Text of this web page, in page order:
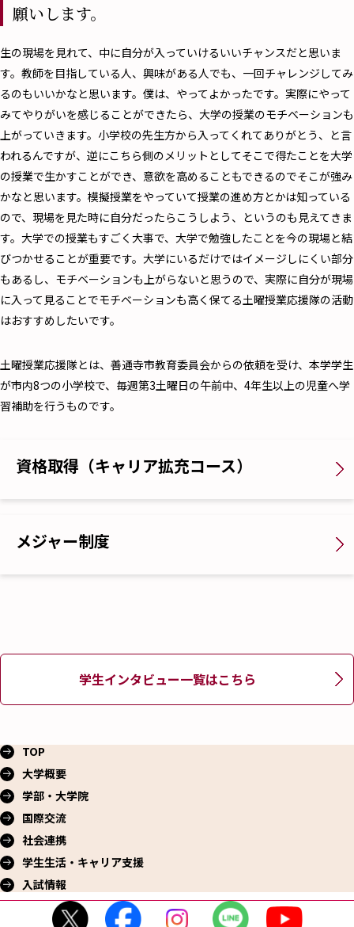
願いします。
――生の現場を見れて、中に自分が入っていけるいいチャンスだと思いま
す。教師を目指している人、興味がある人でも、一回チャレンジしてみ
るのもいいかなと思います。僕は、やってよかったです。実際にやって
みてやりがいを感じることができたら、大学の授業のモチベーションも
上がっていきます。小学校の先生方から入ってくれてありがとう、と言
われるんですが、逆にこちら側のメリットとしてそこで得たことを大学
の授業で生かすことができ、意欲を高めることもできるのでそこが強み
かなと思います。模擬授業をやっていて授業の進め方とかは知っている
ので、現場を見た時に自分だったらこうしよう、というのも見えてきま
す。大学での授業もすごく大事で、大学で勉強したことを今の現場と結
びつかせることが重要です。大学にいるだけではイメージしにくい部分
もあるし、モチベーションも上がらないと思うので、実際に自分が現場
に入って見ることでモチベーションも高く保てる土曜授業応援隊の活動
はおすすめしたいです。
土曜授業応援隊とは、善通寺市教育委員会からの依頼を受け、本学学生
が市内8つの小学校で、毎週第3土曜日の午前中、4年生以上の児童へ学
習補助を行うものです。
資格取得（キャリア拡充コース）
メジャー制度
学生インタビュー一覧はこちら
TOP
大学概要
学部・大学院
国際交流
社会連携
学生生活・ キャリア支援
入試情報